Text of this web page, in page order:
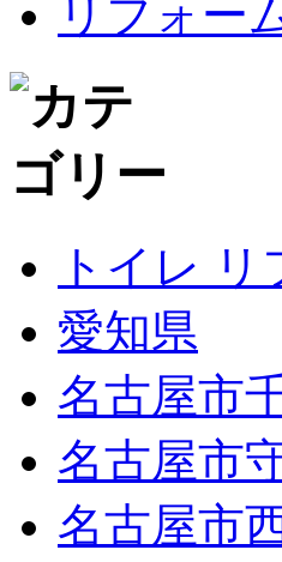
トイレ リ
愛知県
名古屋市
名古屋市
名古屋市